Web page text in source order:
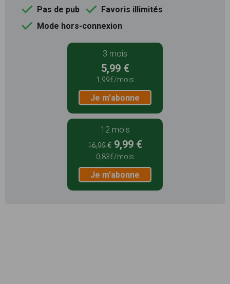
Pas de pub
Favoris illimités
Mode hors-connexion
3 mois
5,99 €
1,99€/mois
Je m'abonne
12 mois
16,99 € 9,99 €
0,83€/mois
Je m'abonne